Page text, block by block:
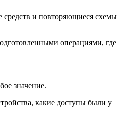
средств и повторяющиеся схемы
операциями, где
значение.
какие доступы были у